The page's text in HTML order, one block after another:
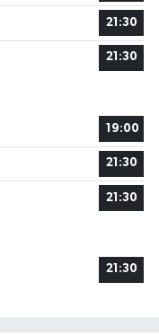
21:30
21:30
19:00
21:30
21:30
21:30